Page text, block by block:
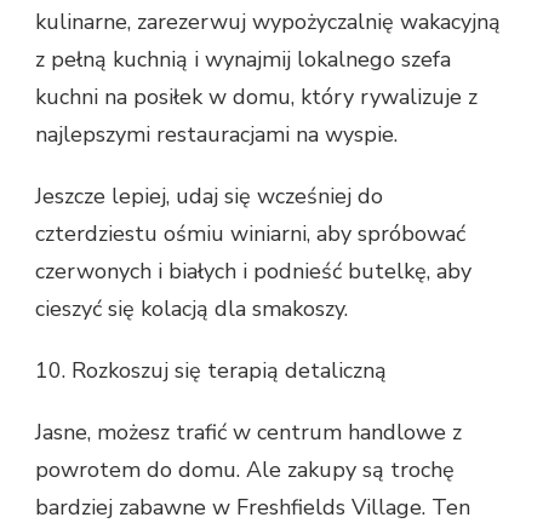
kulinarne, zarezerwuj wypożyczalnię wakacyjną
z pełną kuchnią i wynajmij lokalnego szefa
kuchni na posiłek w domu, który rywalizuje z
najlepszymi restauracjami na wyspie.
Jeszcze lepiej, udaj się wcześniej do
czterdziestu ośmiu winiarni, aby spróbować
czerwonych i białych i podnieść butelkę, aby
cieszyć się kolacją dla smakoszy.
10. Rozkoszuj się terapią detaliczną
Jasne, możesz trafić w centrum handlowe z
powrotem do domu. Ale zakupy są trochę
bardziej zabawne w Freshfields Village. Ten